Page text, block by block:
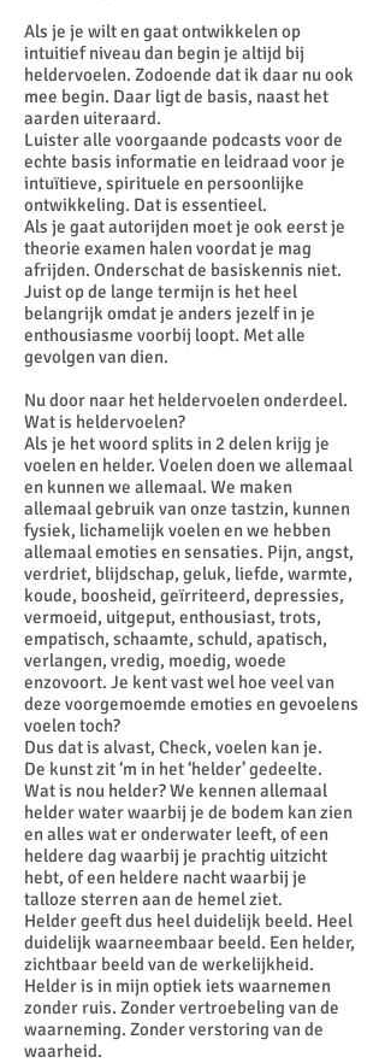
Als je je wilt en gaat ontwikkelen op
intuitief niveau dan begin je altijd bij
heldervoelen. Zodoende dat ik daar nu ook
mee begin. Daar ligt de basis, naast het
aarden uiteraard.
Luister alle voorgaande podcasts voor de
echte basis informatie en leidraad voor je
intuïtieve, spirituele en persoonlijke
ontwikkeling. Dat is essentieel.
Als je gaat autorijden moet je ook eerst je
theorie examen halen voordat je mag
afrijden. Onderschat de basiskennis niet.
Juist op de lange termijn is het heel
belangrijk omdat je anders jezelf in je
enthousiasme voorbij loopt. Met alle
gevolgen van dien.
Nu door naar het heldervoelen onderdeel.
Wat is heldervoelen?
Als je het woord splits in 2 delen krijg je
voelen en helder. Voelen doen we allemaal
en kunnen we allemaal. We maken
allemaal gebruik van onze tastzin, kunnen
fysiek, lichamelijk voelen en we hebben
allemaal emoties en sensaties. Pijn, angst,
verdriet, blijdschap, geluk, liefde, warmte,
koude, boosheid, geïrriteerd, depressies,
vermoeid, uitgeput, enthousiast, trots,
empatisch, schaamte, schuld, apatisch,
verlangen, vredig, moedig, woede
enzovoort. Je kent vast wel hoe veel van
deze voorgemoemde emoties en gevoelens
voelen toch?
Dus dat is alvast, Check, voelen kan je.
De kunst zit ‘m in het ‘helder’ gedeelte.
Wat is nou helder? We kennen allemaal
helder water waarbij je de bodem kan zien
en alles wat er onderwater leeft, of een
heldere dag waarbij je prachtig uitzicht
hebt, of een heldere nacht waarbij je
talloze sterren aan de hemel ziet.
Helder geeft dus heel duidelijk beeld. Heel
duidelijk waarneembaar beeld. Een helder,
zichtbaar beeld van de werkelijkheid.
Helder is in mijn optiek iets waarnemen
zonder ruis. Zonder vertroebeling van de
waarneming. Zonder verstoring van de
waarheid.